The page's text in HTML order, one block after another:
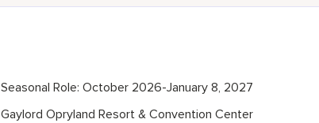
Gaylord Opryland Resort & Convention Center
Seasonal Role: October 2026-January 8, 2027